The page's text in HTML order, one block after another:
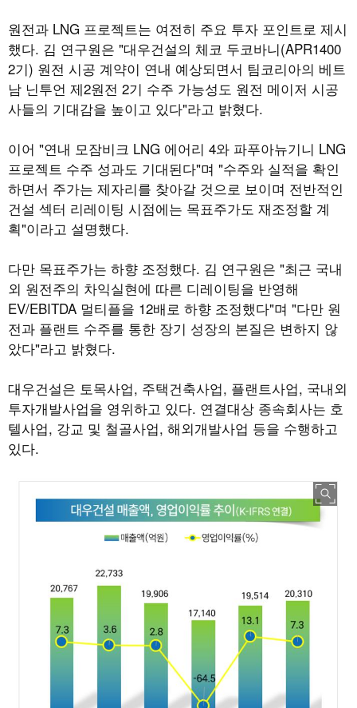
원전과 LNG 프로젝트는 여전히 주요 투자 포인트로 제시
했다. 김 연구원은 "대우건설의 체코 두코바니(APR1400
2기) 원전 시공 계약이 연내 예상되면서 팀코리아의 베트
남 닌투언 제2원전 2기 수주 가능성도 원전 메이저 시공
사들의 기대감을 높이고 있다"라고 밝혔다.
이어 "연내 모잠비크 LNG 에어리 4와 파푸아뉴기니 LNG
프로젝트 수주 성과도 기대된다"며 "수주와 실적을 확인
하면서 주가는 제자리를 찾아갈 것으로 보이며 전반적인
건설 섹터 리레이팅 시점에는 목표주가도 재조정할 계
획"이라고 설명했다.
다만 목표주가는 하향 조정했다. 김 연구원은 "최근 국내
외 원전주의 차익실현에 따른 디레이팅을 반영해
EV/EBITDA 멀티플을 12배로 하향 조정했다"며 "다만 원
전과 플랜트 수주를 통한 장기 성장의 본질은 변하지 않
았다"라고 밝혔다.
대우건설은 토목사업, 주택건축사업, 플랜트사업, 국내외
투자개발사업을 영위하고 있다. 연결대상 종속회사는 호
텔사업, 강교 및 철골사업, 해외개발사업 등을 수행하고
있다.